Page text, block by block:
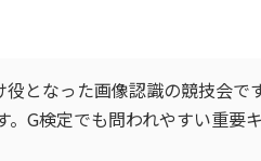
となった画像認識の競技会で
G検定でも問われやすい重要